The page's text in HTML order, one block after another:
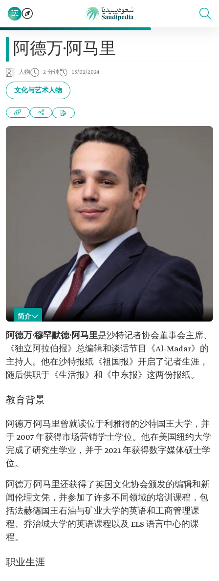
阿德万·阿马里
人物 2 分钟 15/02/2024
文化与艺术人物
简介
阿德万·阿马里
名称：阿德万·阿
马里。
现任职位：沙特记者协会主席（2024 年至今）。
《独立阿拉伯》总编辑（2019 年至今）。
教育背景：
沙特国王大学市场营销学士学位。 纽约大学数字
阿德万·穆罕默德·阿马里是沙特记者协会董事会主席、
《独立阿拉伯报》总编辑和谈话节目《Al-Madar》的
主持人。他在沙特报纸《祖国报》开启了记者生涯，
随后供职于《生活报》和《中东报》这两份报纸。
教育背景
阿德万·阿马里曾就读位于利雅得的沙特国王大学，并
于 2007 年获得市场营销学士学位。他在美国纽约大学
完成了研究生学业，并于 2021 年获得数字媒体硕士学
位。
阿德万·阿马里还获得了英国文化协会颁发的编辑和新
闻伦理文凭，并参加了许多不同领域的培训课程，包
括法赫德国王石油与矿业大学的英语和工商管理课
程、乔治城大学的英语课程以及 ELS 语言中心的课
程。
职业生涯